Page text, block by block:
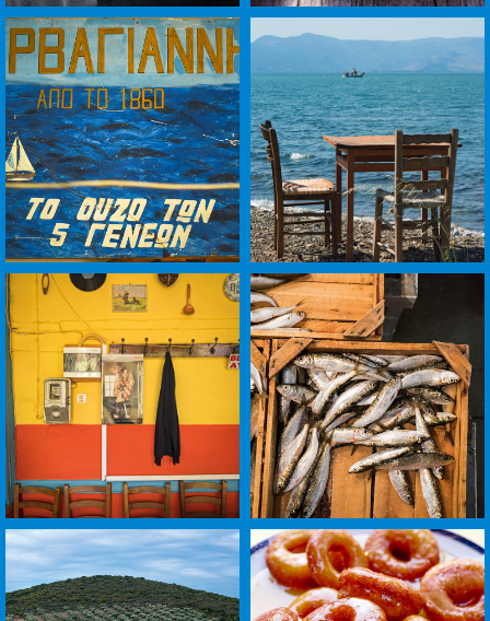
לפתיחת
התמונה
בגדול
-
+
לפתיחת
בגדול
-
+
לפתיחת
התמונה
בגדול
-
+
לפתיחת
התמונה
בגדול
-
+
לפתיחת
התמונה
בגדול
-
לפתיחת
התמונה
בגדול
-